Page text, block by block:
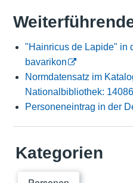
"Hainricus de Lapide" in
bavarikon
Normdatensatz im
Nationalbibliothek:
Personeneintrag in der
Kategorien